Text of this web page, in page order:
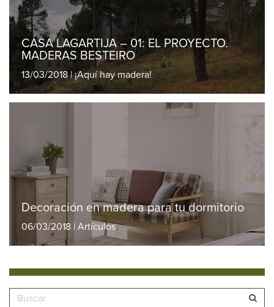
CASA LAGARTIJA – 01: EL PROYECTO.
MADERAS BESTEIRO
13/03/2018 | ¡Aquí hay madera!
Decoración en madera para tu dormitorio
06/03/2018 | Artículos